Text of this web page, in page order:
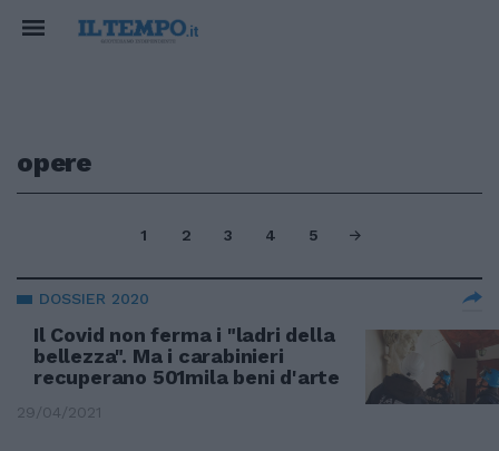
opere
1 2 3 4 5
DOSSIER 2020
Il Covid non ferma i "ladri della
bellezza". Ma i carabinieri
recuperano 501mila beni d'arte
29/04/2021